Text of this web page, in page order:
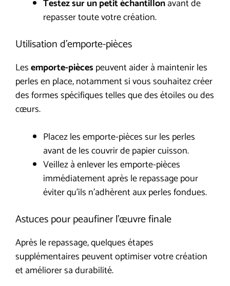
Testez sur un petit échantillonavant de
repasser toute votre création.
Utilisation d’emporte-pièces
Lesemporte-piècespeuvent aider à maintenir les
perles en place, notamment si vous souhaitez créer
des formes spécifiques telles que des étoiles ou des
cœurs.
Placez les emporte-pièces sur les perles
avant de les couvrir de papier cuisson.
Veillez à enlever les emporte-pièces
immédiatement après le repassage pour
éviter qu’ils n’adhèrent aux perles fondues.
Astuces pour peaufiner l’œuvre finale
Après le repassage, quelques étapes
supplémentaires peuvent optimiser votre création
et améliorer sa durabilité.